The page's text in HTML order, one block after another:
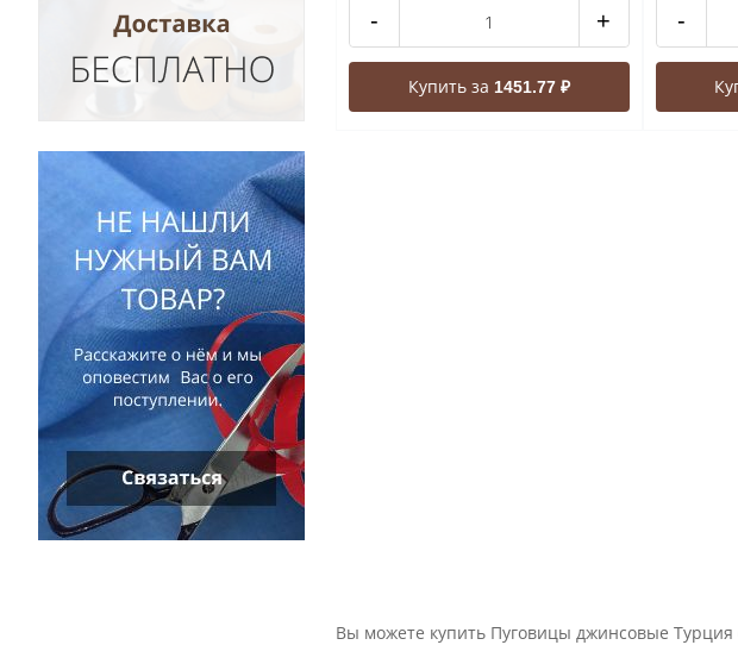
- +
Купить за 1451.77 ₽
-
Вы можете купить Пуговицы джинсовые